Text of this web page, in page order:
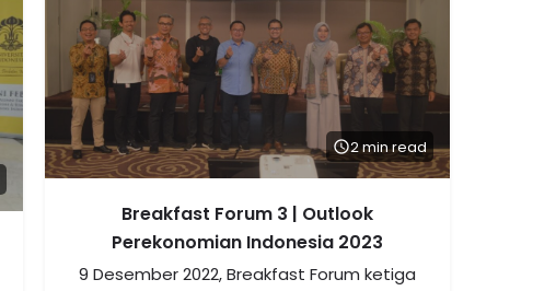
2 min read
Breakfast Forum 3 | Outlook
Perekonomian Indonesia 2023
9 Desember 2022, Breakfast Forum ketiga